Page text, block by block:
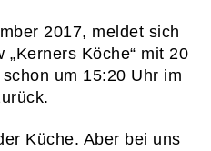
2017, meldet sich
Köche“ mit 20
um 15:20 Uhr im
Küche. Aber bei uns